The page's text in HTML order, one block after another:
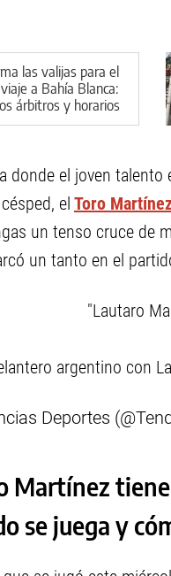
las valijas para el
a Bahía Blanca:
árbitros y horarios
donde el joven
el Toro
un tenso cruce de
un tanto en el
"Lautaro
argentino con
Deportes
Martínez
se juega y